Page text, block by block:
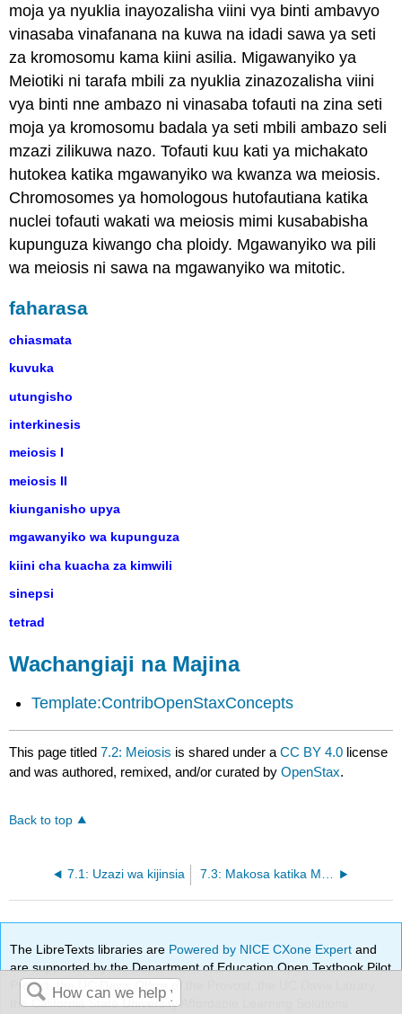
moja ya nyuklia inayozalisha viini vya binti ambavyo
vinasaba vinafanana na kuwa na idadi sawa ya seti
za kromosomu kama kiini asilia. Migawanyiko ya
Meiotiki ni tarafa mbili za nyuklia zinazozalisha viini
vya binti nne ambazo ni vinasaba tofauti na zina seti
moja ya kromosomu badala ya seti mbili ambazo seli
mzazi zilikuwa nazo. Tofauti kuu kati ya michakato
hutokea katika mgawanyiko wa kwanza wa meiosis.
Chromosomes ya homologous hutofautiana katika
nuclei tofauti wakati wa meiosis mimi kusababisha
kupunguza kiwango cha ploidy. Mgawanyiko wa pili
wa meiosis ni sawa na mgawanyiko wa mitotic.
faharasa
chiasmata
kuvuka
utungisho
interkinesis
meiosis I
meiosis II
kiunganisho upya
mgawanyiko wa kupunguza
kiini cha kuacha za kimwili
sinepsi
tetrad
Wachangiaji na Majina
Template:ContribOpenStaxConcepts
This page titled7.2: Meiosis is shared under aCC BY 4.0 license
and was authored, remixed, and/or curated byOpenStax.
Back to top
7.1: Uzazi wa kijinsia
The LibreTexts libraries are Powered by NICE CXone Expertand
are supported by the Department of Education Open Textbook Pilot
Project, the UC Davis Office of the Provost, the UC Davis Library,
the California State University Affordable Learning Solutions